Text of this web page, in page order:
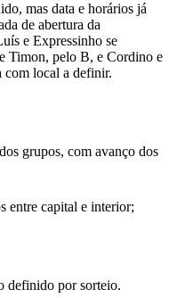
mas data e horários já
de abertura da
e Expressinho se
Timon, pelo B, e Cordino e
com local a definir.
grupos, com avanço dos
entre capital e interior;
definido por sorteio.